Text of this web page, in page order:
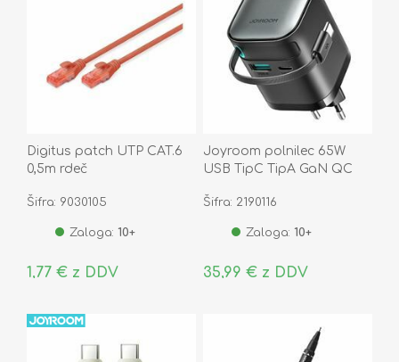
Digitus patch UTP CAT.6
0,5m rdeč
Šifra: 9030105
Zaloga: 10+
1,77 € z DDV
Joyroom polnilec 65W
USB TipC TipA GaN QC
Šifra: 2190116
Zaloga: 10+
35,99 € z DDV